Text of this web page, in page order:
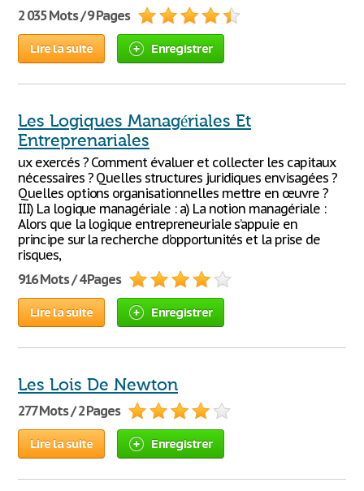
2 035 Mots / 9 Pages
Lire la suite Enregistrer
Les Logiques Managériales Et
Entreprenariales
ux exercés ? Comment évaluer et collecter les capitaux
nécessaires ? Quelles structures juridiques envisagées ?
Quelles options organisationnelles mettre en œuvre ?
III) La logique managériale : a) La notion managériale :
Alors que la logique entrepreneuriale s’appuie en
principe sur la recherche d’opportunités et la prise de
risques,
916 Mots / 4 Pages
Lire la suite Enregistrer
Les Lois De Newton
277 Mots / 2 Pages
Lire la suite Enregistrer